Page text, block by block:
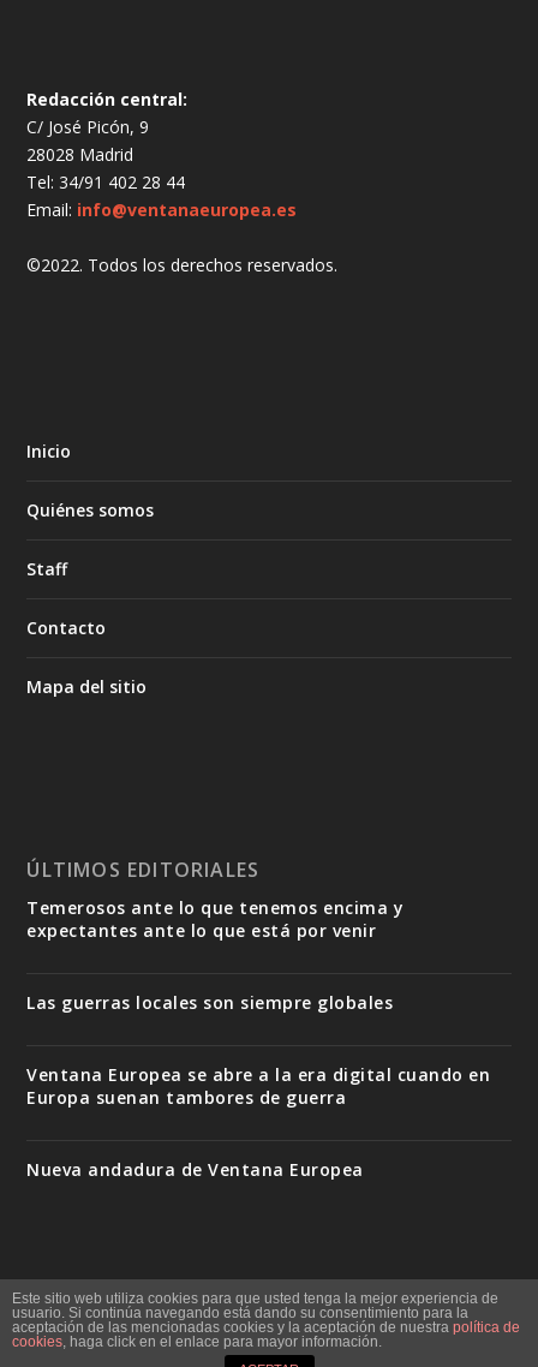
Redacción central:
C/ José Picón, 9
28028 Madrid
Tel: 34/91 402 28 44
Email: info@ventanaeuropea.es
©2022. Todos los derechos reservados.
Inicio
Quiénes somos
Staff
Contacto
Mapa del sitio
ÚLTIMOS EDITORIALES
Temerosos ante lo que tenemos encima y
expectantes ante lo que está por venir
Las guerras locales son siempre globales
Ventana Europea se abre a la era digital cuando en
Europa suenan tambores de guerra
Nueva andadura de Ventana Europea
Quiénes somos Staff Contacto
Mapa del sitio
Política de cookies
Este sitio web utiliza cookies para que usted tenga la mejor experiencia de
usuario. Si continúa navegando está dando su consentimiento para la
aceptación de las mencionadas cookies y la aceptación de nuestra política de
cookies, haga click en el enlace para mayor información.